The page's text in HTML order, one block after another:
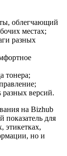
облегчающий
местах;
разных
тонера;
версий.
на Bizhub
показатель для
этикетках,
но и